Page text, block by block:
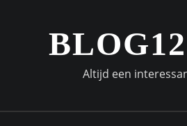
Altijd een